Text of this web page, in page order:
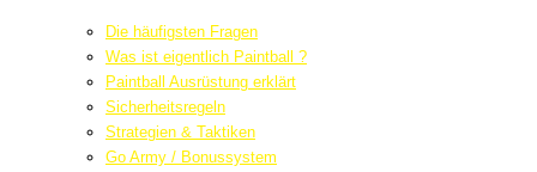
Die häufigsten Fragen
Was ist eigentlich Paintball ?
Paintball Ausrüstung erklärt
Sicherheitsregeln
Strategien & Taktiken
Go Army / Bonussystem